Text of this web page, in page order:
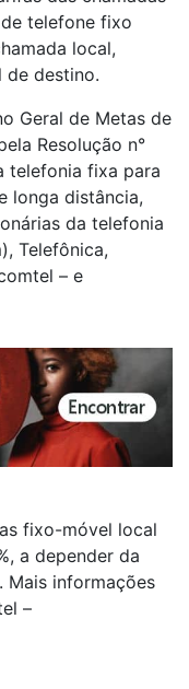
telefone fixo
local,
de destino.
Geral de Metas de
Resolução n°
telefonia fixa para
longa distância,
da telefonia
Telefônica,
– e
fixo-móvel local
a depender da
Mais informações
–